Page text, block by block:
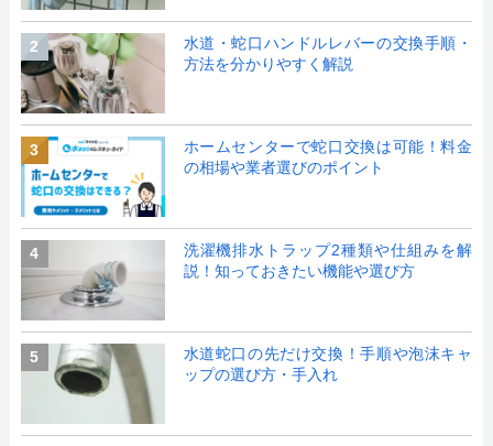
2
水道・蛇口ハンドルレバーの交換手順・
方法を分かりやすく解説
3
ホームセンターで蛇口交換は可能！料金
の相場や業者選びのポイント
4
洗濯機排水トラップ2種類や仕組みを解
説！知っておきたい機能や選び方
5
水道蛇口の先だけ交換！手順や泡沫キャ
ップの選び方・手入れ